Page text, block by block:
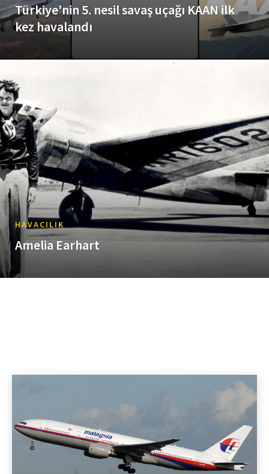
Türkiye’nin 5. nesil savaş uçağı KAAN ilk
kez havalandı
HAVACILIK
Amelia Earhart